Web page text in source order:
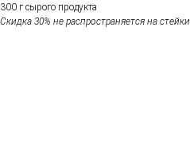
300 г сырого продукта
Скидка 30% не распространяется на стейки